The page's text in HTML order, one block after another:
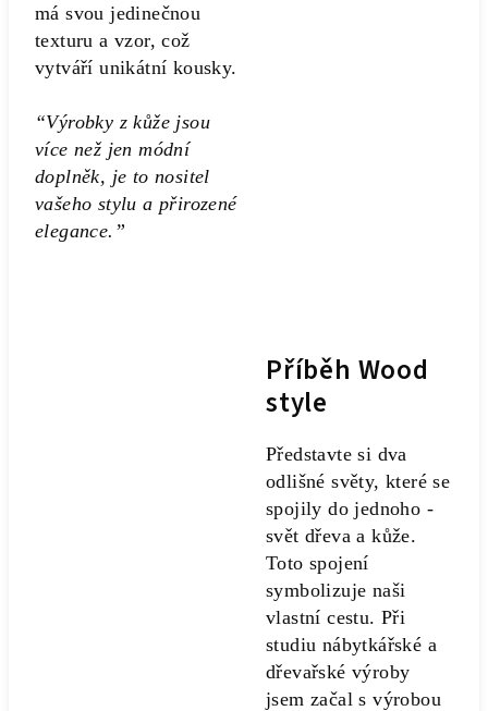
má svou jedinečnou
texturu a vzor, což
vytváří unikátní kousky.
“Výrobky z kůže jsou
více než jen módní
doplněk, je to nositel
vašeho stylu a přirozené
elegance.”
Příběh Wood
style
Představte si dva
odlišné světy, které se
spojily do jednoho -
svět dřeva a kůže.
Toto spojení
symbolizuje naši
vlastní cestu. Při
studiu nábytkářské a
dřevařské výroby
jsem začal s výrobou